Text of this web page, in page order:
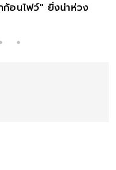
ว์" ยิ่งน่าห่วง